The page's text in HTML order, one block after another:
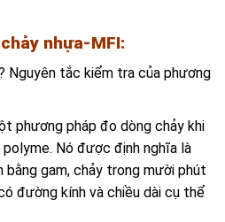
nhựa-MFI:
Nguyên tắc kiểm tra của phương
phương pháp đo dòng chảy khi
Nó được định nghĩa là
gam, chảy trong mười phút
đường kính và chiều dài cụ thể